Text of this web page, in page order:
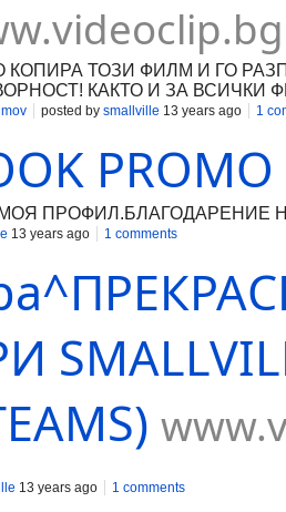
КОПИРА ТОЗИ ФИЛМ И ГО
КАКТО И ЗА ВСИЧКИ
14®!
mov posted by smallville 13 years ago 1
ПРОФИЛ.БЛАГОДАРЕНИЕ НА
13 years ago 1 comments
13 years ago 1 comments